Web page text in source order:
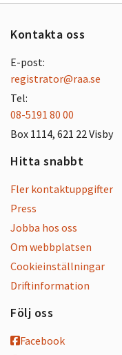
Kontakta oss
E-post:
registrator@raa.se
Tel:
08-5191 80 00
Box 1114, 621 22 Visby
Hitta snabbt
Fler kontaktuppgifter
Press
Jobba hos oss
Om webbplatsen
Cookieinställningar
Driftinformation
Följ oss
Facebook